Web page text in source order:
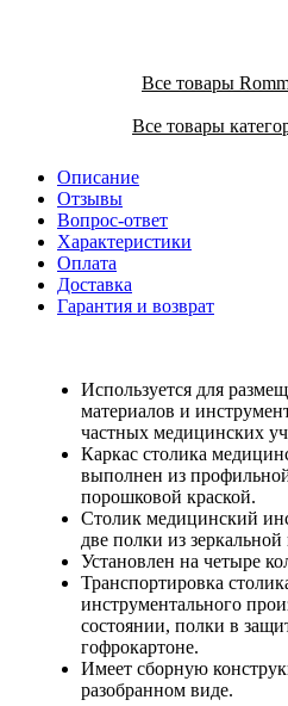
Все товары
Все товары
Описание
Отзывы
Вопрос-ответ
Характеристики
Оплата
Доставка
Гарантия и возврат
Используется для
материалов и
частных медицинских
Каркас столика
выполнен из
порошковой краской.
Столик медицинский
две полки из
Установлен на четыре
Транспортировка
инструментального
состоянии, полки в
гофрокартоне.
Имеет сборную
разобранном виде.